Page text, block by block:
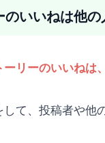
いいねは他
リーのいいねは
て、投稿者や他